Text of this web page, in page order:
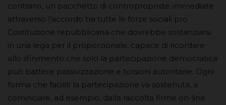
contrario, un pacchetto di controproposte immediate
attraverso l’accordo tra tutte le forze sociali pro
Costituzione repubblicana che dovrebbe sostanziarsi
in una lega per il proporzionale, capace di ricordare
allo sfinimento che solo la partecipazione democratica
può battere passivizzazione e torsioni autoritarie. Ogni
forma che faciliti la partecipazione va sostenuta, a
cominciare, ad esempio, dalla raccolta firme on-line